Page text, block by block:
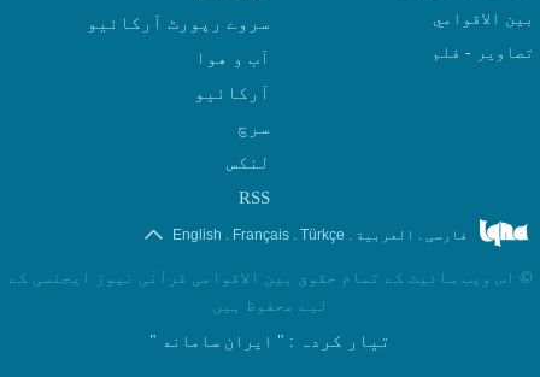
بين الاقوامي
تصاوير - فلم
سروے رپورٹ آرکائیو
آب و هوا
سرچ
لنکس
RSS
فارسی . العربیة .
Türkçe
.
Français
.
English
© اس ویب سائیٹ کے تمام حقوق بین الاقوامی قرآنی نیوز ایجنسی کے
لیے محفوظ ہیں
تیار کردہ : " ایران سامانه "